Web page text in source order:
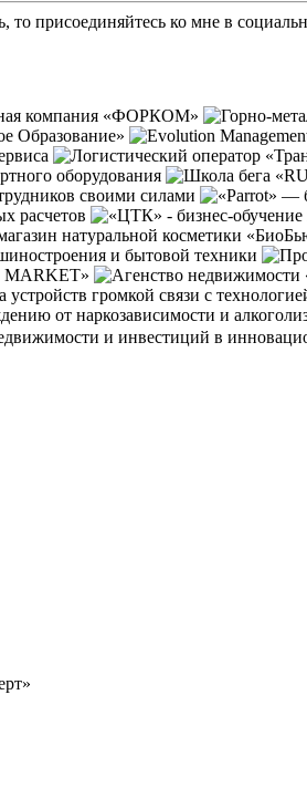
то присоединяйтесь ко мне в